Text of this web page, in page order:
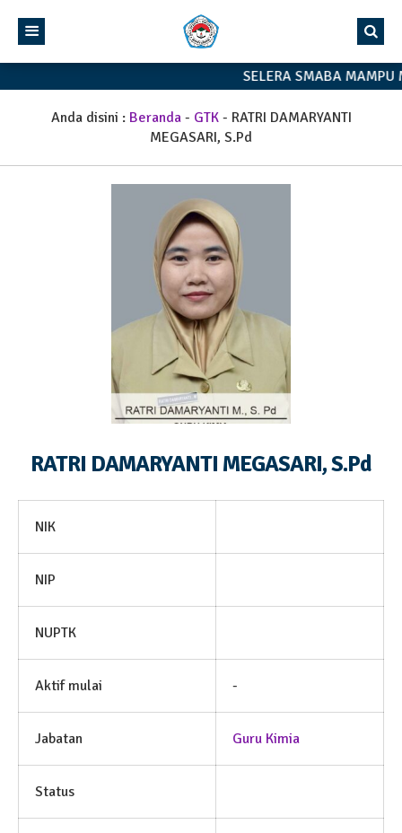
SELERA SMABA MAMPU
Anda disini : Beranda- GTK- RATRI DAMARYANTI
MEGASARI, S.Pd
RATRI DAMARYANTI MEGASARI, S.Pd
NIK
NIP
NUPTK
Aktif mulai -
Jabatan Guru Kimia
Status